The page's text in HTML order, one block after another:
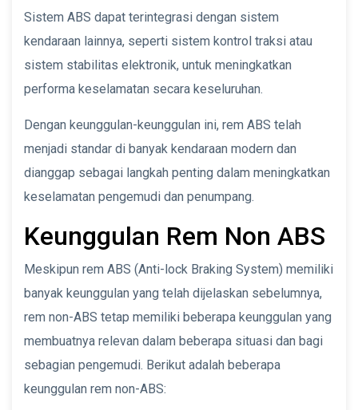
Sistem ABS dapat terintegrasi dengan sistem
kendaraan lainnya, seperti sistem kontrol traksi atau
sistem stabilitas elektronik, untuk meningkatkan
performa keselamatan secara keseluruhan.
Dengan keunggulan-keunggulan ini, rem ABS telah
menjadi standar di banyak kendaraan modern dan
dianggap sebagai langkah penting dalam meningkatkan
keselamatan pengemudi dan penumpang.
Keunggulan Rem Non ABS
Meskipun rem ABS (Anti-lock Braking System) memiliki
banyak keunggulan yang telah dijelaskan sebelumnya,
rem non-ABS tetap memiliki beberapa keunggulan yang
membuatnya relevan dalam beberapa situasi dan bagi
sebagian pengemudi. Berikut adalah beberapa
keunggulan rem non-ABS: